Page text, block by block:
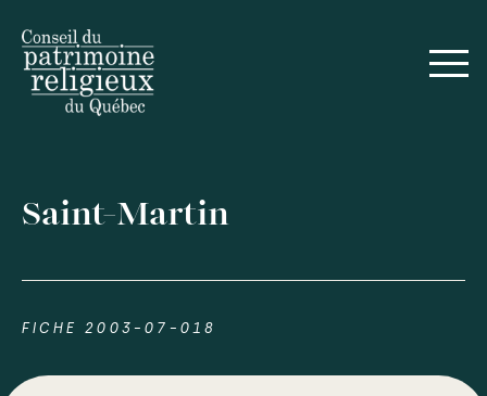
Saint-Martin
FICHE 2003-07-018